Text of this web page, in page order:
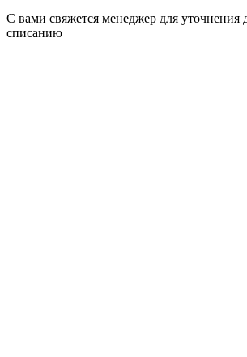
С вами свяжется менеджер для уточнения
списанию